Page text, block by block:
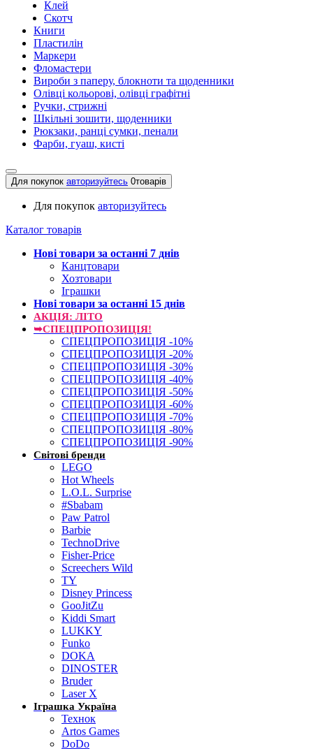
Клей
Скотч
Книги
Пластилін
Маркери
Фломастери
Вироби з паперу, блокноти та щоденники
Олівці кольорові, олівці графітні
Ручки, стрижні
Шкільні зошити, щоденники
Рюкзаки, ранці сумки, пенали
Фарби, гуаш, кисті
Для покупок авторизуйтесь 0товарів
Для покупок авторизуйтесь
Каталог товарів
Нові товари за останнi 7 днiв
Канцтовари
Хозтовари
Іграшки
Нові товари за останнi 15 днiв
АКЦІЯ: ЛІТО
➥СПЕЦПРОПОЗИЦІЯ!
СПЕЦПРОПОЗИЦІЯ -10%
СПЕЦПРОПОЗИЦІЯ -20%
СПЕЦПРОПОЗИЦІЯ -30%
СПЕЦПРОПОЗИЦІЯ -40%
СПЕЦПРОПОЗИЦІЯ -50%
СПЕЦПРОПОЗИЦІЯ -60%
СПЕЦПРОПОЗИЦІЯ -70%
СПЕЦПРОПОЗИЦІЯ -80%
СПЕЦПРОПОЗИЦІЯ -90%
Світові бренди
LEGO
Hot Wheels
L.O.L. Surprise
#Sbabam
Paw Patrol
Barbie
TechnoDrive
Fisher-Price
Screechers Wild
TY
Disney Princess
GooJitZu
Kiddi Smart
LUKKY
Funko
DOKA
DINOSTER
Bruder
Laser X
Іграшка Україна
Технок
Artos Games
DoDo